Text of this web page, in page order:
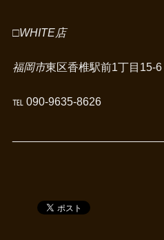
□WHITE店
福岡市東区香椎駅前1丁目15-6
℡ 090-9635-8626